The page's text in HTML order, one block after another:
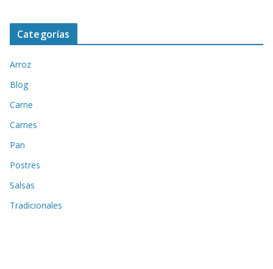
Categorías
Arroz
Blog
Carne
Carnes
Pan
Postres
Salsas
Tradicionales